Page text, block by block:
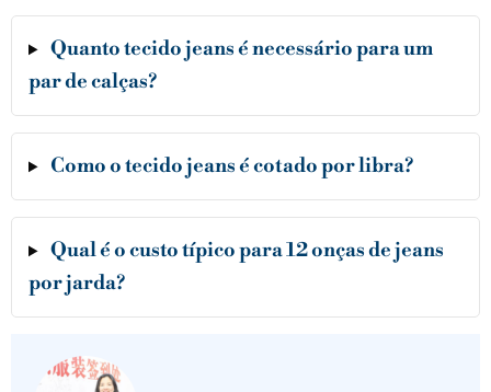
Quanto tecido jeans é necessário para um
par de calças?
Como o tecido jeans é cotado por libra?
Qual é o custo típico para 12 onças de jeans
por jarda?